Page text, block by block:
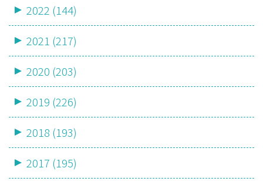
2022 (144)
2021 (217)
2020 (203)
2019 (226)
2018 (193)
2017 (195)